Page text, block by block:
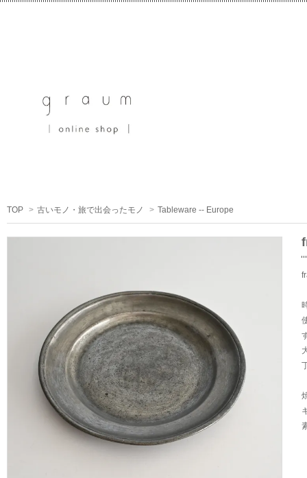
TOP > 古いモノ・旅で出会ったモノ > Tableware -- Europe